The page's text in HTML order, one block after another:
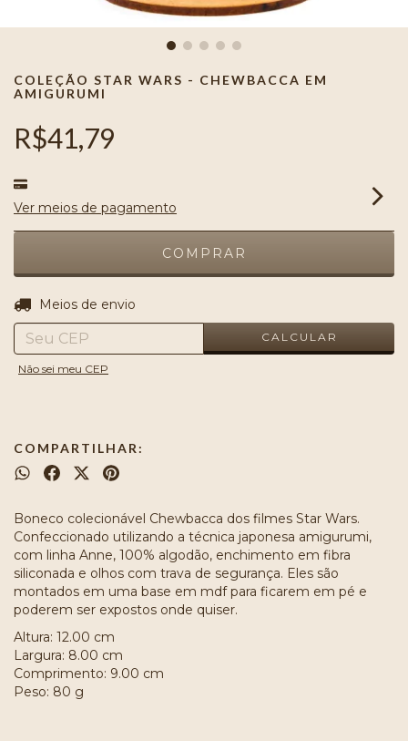
COLEÇÃO STAR WARS - CHEWBACCA EM
AMIGURUMI
R$41,79
Ver meios de pagamento
Entregas para o CEP:
Meios de envio
CALCULAR
Não sei meu CEP
COMPARTILHAR:
Boneco colecionável Chewbacca dos filmes Star Wars.
Confeccionado utilizando a técnica japonesa amigurumi,
com linha Anne, 100% algodão, enchimento em fibra
siliconada e olhos com trava de segurança. Eles são
montados em uma base em mdf para ficarem em pé e
poderem ser expostos onde quiser.
Altura: 12.00 cm
Largura: 8.00 cm
Comprimento: 9.00 cm
Peso: 80 g